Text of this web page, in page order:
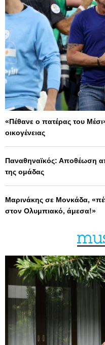
«Πέθανε ο πατέρας του
οικογένειας
Παναθηναϊκός: Αποθέωση
της ομάδας
Μαρινάκης σε Μονκάδα,
στον Ολυμπιακό, άμεσα!»